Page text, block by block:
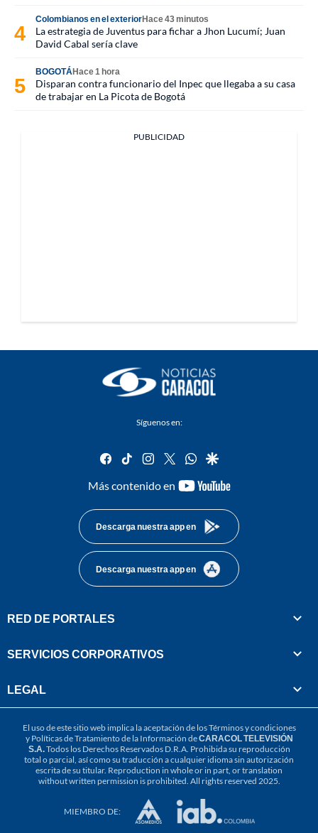
Colombianos en el exteriorHace 43 minutos
La estrategia de Juventus para fichar a Jhon Lucumí; Juan
David Cabal sería clave
BOGOTÁHace 1 hora
Disparan contra funcionario del Inpec que llegaba a su casa
de trabajar en La Picota de Bogotá
PUBLICIDAD
Síguenos en:
facebook
tiktok instagram
twitterwhatsapp
google
Más contenido en
youtube-
Descarga nuestra app en
Descarga nuestra app en
RED DE PORTALES
SERVICIOS CORPORATIVOS
LEGAL
El uso de este sitio web implica la aceptación de losTérminos y condiciones
y Políticas de Tratamiento de la Información deCARACOL TELEVISIÓN
S.A.Todos los Derechos Reservados D.R.A. Prohibida su reproducción
total o parcial, así como su traducción a cualquier idioma sin autorización
escrita de su titular. Reproduction in whole or in part, or translation
without written permission is prohibited. All rights reserved 2025.
MIEMBRO DE: